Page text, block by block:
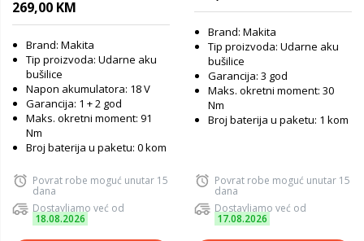
269,00 KM
Brand: Makita
Tip proizvoda: Udarne aku
bušilice
Napon akumulatora: 18 V
Garancija: 1 + 2 god
Maks. okretni moment: 91
Nm
Broj baterija u paketu: 0 kom
Povrat robe moguć unutar 15
dana
Dostavljamo već od
18.08.2026
Brand: Makita
Tip proizvoda: Udarne aku
bušilice
Garancija: 3 god
Maks. okretni moment: 30
Nm
Broj baterija u paketu: 1 kom
Povrat robe moguć unutar 15
dana
Dostavljamo već od
17.08.2026